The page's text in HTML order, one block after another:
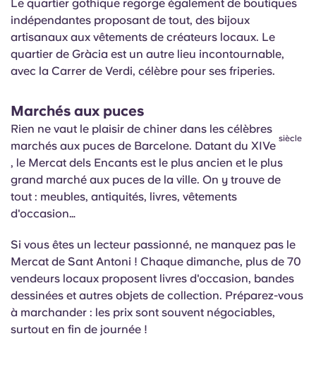
Le quartier gothique regorge également de boutiques
indépendantes proposant de tout, des bijoux
artisanaux aux vêtements de créateurs locaux. Le
quartier de Gràcia est un autre lieu incontournable,
avec la Carrer de Verdi, célèbre pour ses friperies.
Marchés aux puces
Rien ne vaut le plaisir de chiner dans les célèbres
marchés aux puces de Barcelone. Datant du XIVe
siècle
, le Mercat dels Encants est le plus ancien et le plus
grand marché aux puces de la ville. On y trouve de
tout : meubles, antiquités, livres, vêtements
d'occasion…
Si vous êtes un lecteur passionné, ne manquez pas le
Mercat de Sant Antoni ! Chaque dimanche, plus de 70
vendeurs locaux proposent livres d'occasion, bandes
dessinées et autres objets de collection. Préparez-vous
à marchander : les prix sont souvent négociables,
surtout en fin de journée !